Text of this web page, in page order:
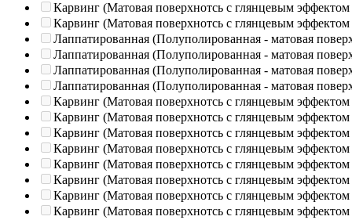
Карвинг (Матовая поверхнотсь с глянцевым эффектом
Карвинг (Матовая поверхнотсь с глянцевым эффектом
Лаппатированная (Полуполированная - матовая
Лаппатированная (Полуполированная - матовая
Лаппатированная (Полуполированная - матовая
Лаппатированная (Полуполированная - матовая
Карвинг (Матовая поверхнотсь с глянцевым эффектом
Карвинг (Матовая поверхнотсь с глянцевым эффектом
Карвинг (Матовая поверхнотсь с глянцевым эффектом
Карвинг (Матовая поверхнотсь с глянцевым эффектом
Карвинг (Матовая поверхнотсь с глянцевым эффектом
Карвинг (Матовая поверхнотсь с глянцевым эффектом
Карвинг (Матовая поверхнотсь с глянцевым эффектом
Карвинг (Матовая поверхнотсь с глянцевым эффектом